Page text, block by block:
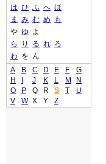
は ひ ふ へ ほ
ま
み む め
も
や ゆ よ
ら
り る れ ろ
わ を ん
A
B C D E F
G
H
J K L M
N
O
P Q R S T
U
V
W X Y Z